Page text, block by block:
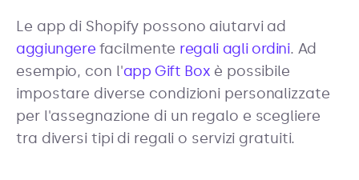
Le app di Shopify possono aiutarvi ad
aggiungere facilmente regali agli ordini. Ad
esempio, con l'app Gift Box è possibile
impostare diverse condizioni personalizzate
per l'assegnazione di un regalo e scegliere
tra diversi tipi di regali o servizi gratuiti.